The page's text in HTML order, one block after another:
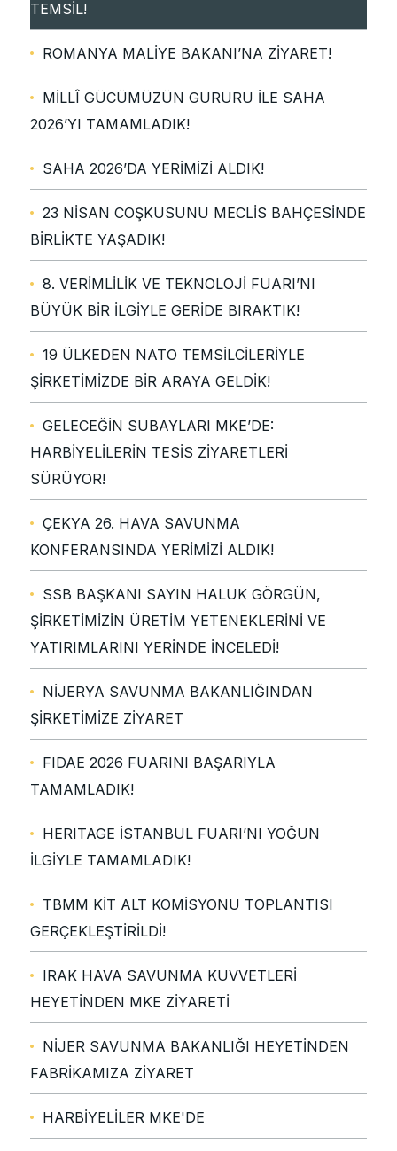
TEMSİL!
ROMANYA MALİYE BAKANI’NA ZİYARET!
MİLLÎ GÜCÜMÜZÜN GURURU İLE SAHA
2026’YI TAMAMLADIK!
SAHA 2026’DA YERİMİZİ ALDIK!
23 NİSAN COŞKUSUNU MECLİS BAHÇESİNDE
BİRLİKTE YAŞADIK!
8. VERİMLİLİK VE TEKNOLOJİ FUARI’NI
BÜYÜK BİR İLGİYLE GERİDE BIRAKTIK!
19 ÜLKEDEN NATO TEMSİLCİLERİYLE
ŞİRKETİMİZDE BİR ARAYA GELDİK!
GELECEĞİN SUBAYLARI MKE’DE:
HARBİYELİLERİN TESİS ZİYARETLERİ
SÜRÜYOR!
ÇEKYA 26. HAVA SAVUNMA
KONFERANSINDA YERİMİZİ ALDIK!
SSB BAŞKANI SAYIN HALUK GÖRGÜN,
ŞİRKETİMİZİN ÜRETİM YETENEKLERİNİ VE
YATIRIMLARINI YERİNDE İNCELEDİ!
NİJERYA SAVUNMA BAKANLIĞINDAN
ŞİRKETİMİZE ZİYARET
FIDAE 2026 FUARINI BAŞARIYLA
TAMAMLADIK!
HERITAGE İSTANBUL FUARI’NI YOĞUN
İLGİYLE TAMAMLADIK!
TBMM KİT ALT KOMİSYONU TOPLANTISI
GERÇEKLEŞTİRİLDİ!
IRAK HAVA SAVUNMA KUVVETLERİ
HEYETİNDEN MKE ZİYARETİ
NİJER SAVUNMA BAKANLIĞI HEYETİNDEN
FABRİKAMIZA ZİYARET
HARBİYELİLER MKE'DE